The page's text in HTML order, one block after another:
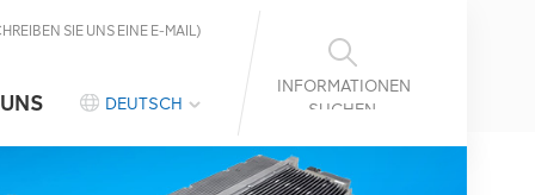
INFORMATIONEN
SUCHEN
SIE UNS EINE E-MAIL)
DEUTSCH